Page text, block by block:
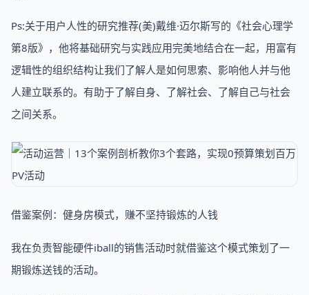
Ps:关于用户人性的研究推荐(美)戴维·迈尔斯写的《社会心理学
第8版》，他将基础研究与实践应用完美地结合在一起，用富有
逻辑性的组织结构让我们了解人是如何思索、影响他人并与他
人建立联系的。有助于了解自身、了解社会、了解自己与社会
之间关系。
借鉴案例：健身房模式，赚不坚持锻炼的人钱
我在负责智能硬件iball的销售活动时就借鉴这个模式策划了一
期锻炼送钱的活动。